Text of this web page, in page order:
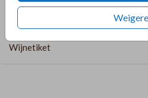
persoonlijke boodschap schitteren
COLLECTIE
Wijnetiket